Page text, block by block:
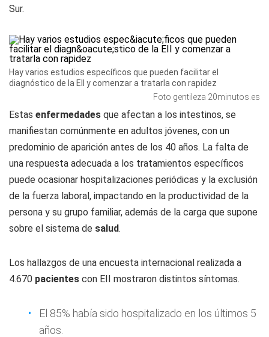
Sur.
Hay varios estudios específicos que pueden facilitar el
diagnóstico de la EII y comenzar a tratarla con rapidez
Foto gentileza 20minutos.es
Estas enfermedades que afectan a los intestinos, se
manifiestan comúnmente en adultos jóvenes, con un
predominio de aparición antes de los 40 años. La falta de
una respuesta adecuada a los tratamientos específicos
puede ocasionar hospitalizaciones periódicas y la exclusión
de la fuerza laboral, impactando en la productividad de la
persona y su grupo familiar, además de la carga que supone
sobre el sistema de salud.
Los hallazgos de una encuesta internacional realizada a
4.670 pacientes con EII mostraron distintos síntomas.
El 85% había sido hospitalizado en los últimos 5
años.